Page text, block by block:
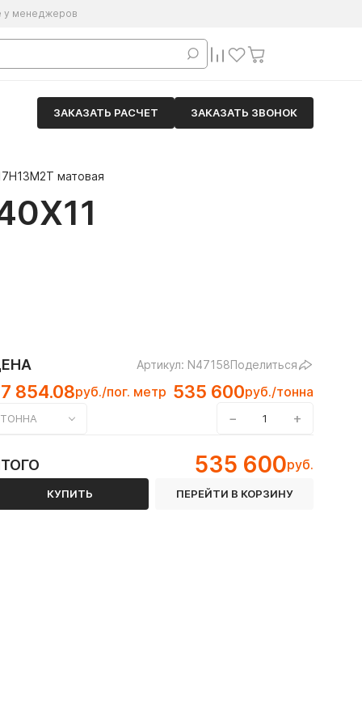
у менеджеров
ЗАКАЗАТЬ РАСЧЕТ ЗАКАЗАТЬ ЗВОНОК
матовая
Артикул: N47158Поделиться
854.08руб./пог. метр 535 600руб./тонна
ТОННА − +
535 600руб.
КУПИТЬ ПЕРЕЙТИ В КОРЗИНУ